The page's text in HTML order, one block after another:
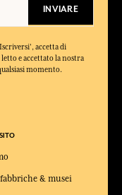
INVIARE
accetta di
e accettato la nostra
momento.
& musei